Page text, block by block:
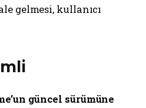
gelmesi, kullanıcı
güncel sürümüne